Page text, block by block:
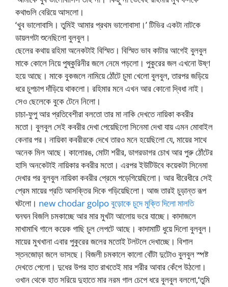
কথাগুলি বেরিয়ে আসলো।
‘খুব ভালোবাসি। তুমিই আমার প্রথম ভালোবাসা।’ টিভির একটা নাটকে
ডায়লগটা শুনেছিলো বুলবুল।
ছেলের কথায় রহিমা অনেকটাই বিস্মিত। বিস্মিত ভাব কাটার আগেই বুলবুল
মাকে কোলে নিয়ে পুষ্কুরিনীর জলে নেমে পড়লো। পুকুরের জল এখনো উষ্ণ
হয়ে আছে। মাকে বুকজলে নামিয়ে ঠোঁটে চুমা খেলো বুলবুল, তারপর জড়িয়ে
ধরে চুপচাপ দাঁড়িয়ে থাকলো। রহিমার মনে এখন আর কোনো দ্বিধা নাই।
সেও ছেলেকে বুকে টেনে নিলো।
চাচা-ফুপু আর প্রতিবেশীরা বলতো তার মা নাকি দেখতে নায়িকা কবরীর
মতো। বুলবুল সেই কবরীর দেখা পেয়েছিলো সিনেমা দেখা যায় এমন মোবাইল
কেনার পর। নায়িকা কবরীরকে দেখে তারও মনে হয়েছিলো যে, মায়ের সাথে
অনেক মিল আছে। কালোরঙ, মোটা শরীর, ডাগরডাগর চোখ আর পুরু ঠোঁটের
হাসি অনকেটাই নায়িকার কবরীর মতো। এরপর ইউটিউবে কয়েকটা সিনেমা
দেখার পর বুলবুল নায়িকা কবরীর প্রেমে পড়েগিয়েছিলো। আর ধীরেধীরে সেই
প্রেম মায়ের প্রতি আসক্তির দিকে গড়িয়েছিলো। আজ তারই চুড়ান্ত রূপ
ঘটলো। new chodar golpo বুড়োকে চুদে মুক্তি দিলো মালতি
ঘনঘন বিজলি চমকাচ্ছে আর মার মুখটা আলোয় ভরে যাচ্ছে। কাদাজলে
মাখামাখি গালে কয়েক গাছি চুল লেপটে আছে। কাদামাটি ধুয়ে দিলো বুলবুল।
মায়ের মুখখানা এবার পুকুরের জলের মতোই টলটলে দেখাচ্ছে। বিশাল
স্তনজোড়া জলে ভাসছে। বিজলী চমকালে কালো বোঁটা দুটোও বুলবুল স্পষ্ট
দেখতে পেলো। দুধের উপর হাত রাখতেই মার শরীর আবার কেঁপে উঠলো।
ওখান থেকে হাত সরিয়ে দুহাতে মার নরম গাল চেপে ধরে বুলবুল বললো,‘তুমি